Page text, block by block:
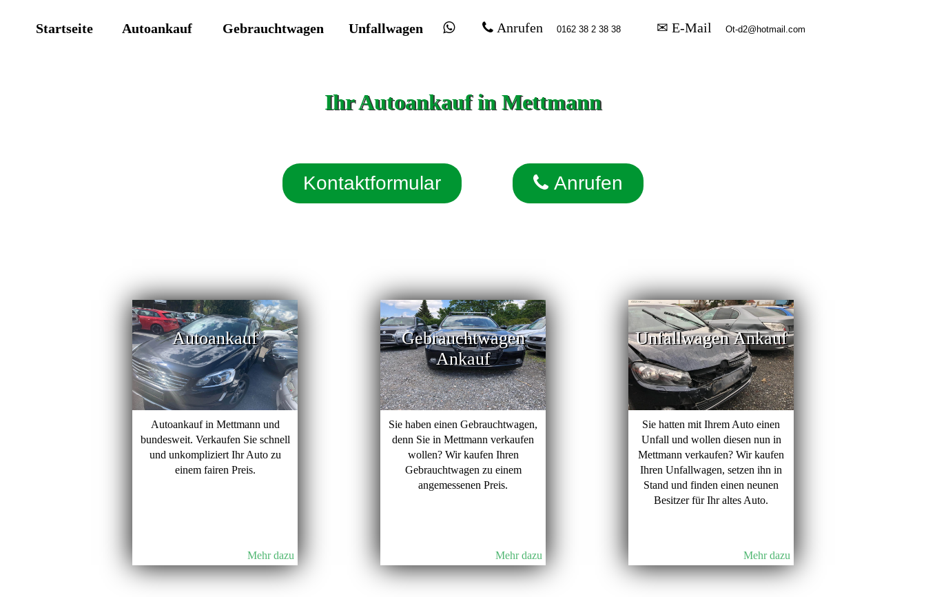
Startseite Autoankauf Gebrauchtwagen Unfallwagen Anrufen ✉ E-Mail
Ihr Autoankauf in Mettmann
Kontaktformular Anrufen
Autoankauf
Autoankauf in Mettmann und
bundesweit. Verkaufen Sie schnell
und unkompliziert Ihr Auto zu
einem fairen Preis.
Mehr dazu
Gebrauchtwagen
Ankauf
Sie haben einen Gebrauchtwagen,
denn Sie in Mettmann verkaufen
wollen? Wir kaufen Ihren
Gebrauchtwagen zu einem
angemessenen Preis.
Mehr dazu
Unfallwagen Ankauf
Sie hatten mit Ihrem Auto einen
Unfall und wollen diesen nun in
Mettmann verkaufen? Wir kaufen
Ihren Unfallwagen, setzen ihn in
Stand und finden einen neunen
Besitzer für Ihr altes Auto.
Mehr dazu